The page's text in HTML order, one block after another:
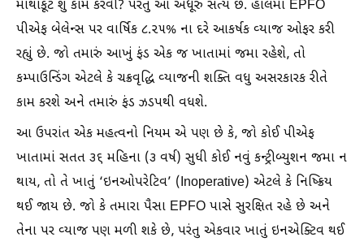
માથાકૂટ શું કામ કરવી? પરંતુ આ અધૂરું સત્ય છે. હાલમાં EPFO
પીએફ બેલેન્સ પર વાર્ષિક ૮.૨૫% ના દરે આકર્ષક વ્યાજ ઓફર કરી
રહ્યું છે. જો તમારું આખું ફંડ એક જ ખાતામાં જમા રહેશે, તો
કમ્પાઉન્ડિંગ એટલે કે ચક્રવૃદ્ધિ વ્યાજની શક્તિ વધુ અસરકારક રીતે
કામ કરશે અને તમારું ફંડ ઝડપથી વધશે.
આ ઉપરાંત એક મહત્વનો નિયમ એ પણ છે કે, જો કોઈ પીએફ
ખાતામાં સતત ૩૬ મહિના (૩ વર્ષ) સુધી કોઈ નવું કન્ટ્રીબ્યુશન જમા ન
થાય, તો તે ખાતું ‘ઇનઓપરેટિવ’ (Inoperative) એટલે કે નિષ્ક્રિય
થઈ જાય છે. જો કે તમારા પૈસા EPFO પાસે સુરક્ષિત રહે છે અને
તેના પર વ્યાજ પણ મળી શકે છે, પરંતુ એકવાર ખાતું ઇનએક્ટિવ થઈ